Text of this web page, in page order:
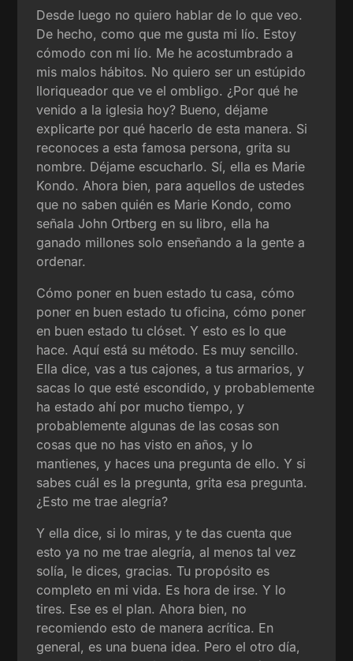
Desde luego no quiero hablar de lo que veo.
De hecho, como que me gusta mi lío. Estoy
cómodo con mi lío. Me he acostumbrado a
mis malos hábitos. No quiero ser un estúpido
lloriqueador que ve el ombligo. ¿Por qué he
venido a la iglesia hoy? Bueno, déjame
explicarte por qué hacerlo de esta manera. Si
reconoces a esta famosa persona, grita su
nombre. Déjame escucharlo. Sí, ella es Marie
Kondo. Ahora bien, para aquellos de ustedes
que no saben quién es Marie Kondo, como
señala John Ortberg en su libro, ella ha
ganado millones solo enseñando a la gente a
ordenar.
Cómo poner en buen estado tu casa, cómo
poner en buen estado tu oficina, cómo poner
en buen estado tu clóset. Y esto es lo que
hace. Aquí está su método. Es muy sencillo.
Ella dice, vas a tus cajones, a tus armarios, y
sacas lo que esté escondido, y probablemente
ha estado ahí por mucho tiempo, y
probablemente algunas de las cosas son
cosas que no has visto en años, y lo
mantienes, y haces una pregunta de ello. Y si
sabes cuál es la pregunta, grita esa pregunta.
¿Esto me trae alegría?
Y ella dice, si lo miras, y te das cuenta que
esto ya no me trae alegría, al menos tal vez
solía, le dices, gracias. Tu propósito es
completo en mi vida. Es hora de irse. Y lo
tires. Ese es el plan. Ahora bien, no
recomiendo esto de manera acrítica. En
general, es una buena idea. Pero el otro día,